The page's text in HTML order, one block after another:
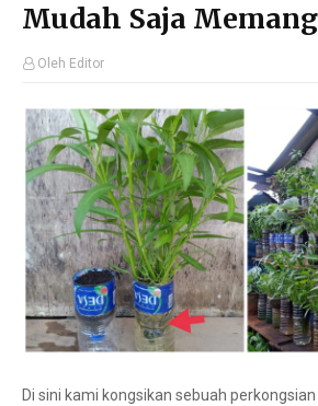
Mudah Saja
Oleh Editor
Di sini kami kongsikan sebuah